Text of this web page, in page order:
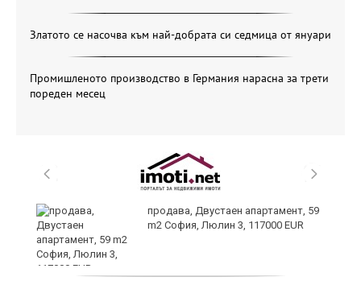
Златото се насочва към най-добрата си седмица от януари
Промишленото производство в Германия нарасна за трети
пореден месец
продава, Двустаен апартамент, 59
m2 София, Люлин 3, 117000 EUR